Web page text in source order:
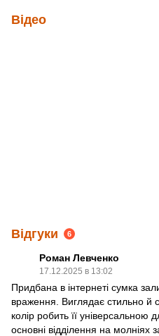
Відео
Відгуки 6
Роман Левченко
17.12.2025 в 13:02
Придбана в інтернеті сумка
враження. Виглядає стильно й
колір робить її універсальною
основні відділення на молніях